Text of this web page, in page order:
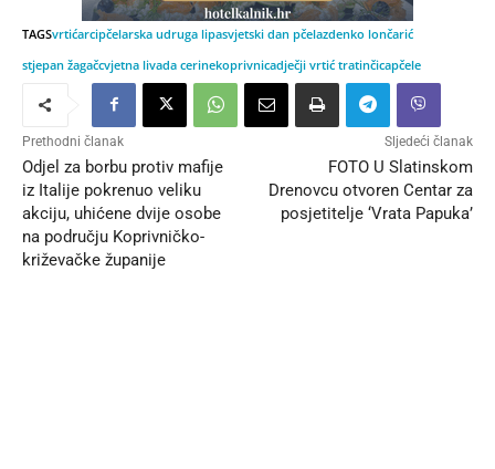
TAGSvrtićarcipčelarska udruga lipasvjetski dan pčelazdenko lončarić
stjepan žagačcvjetna livada cerinekoprivnicadječji vrtić tratinčicapčele
Prethodni članak
Odjel za borbu protiv mafije
iz Italije pokrenuo veliku
akciju, uhićene dvije osobe
na području Koprivničko-
križevačke županije
Sljedeći članak
FOTO U Slatinskom
Drenovcu otvoren Centar za
posjetitelje ‘Vrata Papuka’